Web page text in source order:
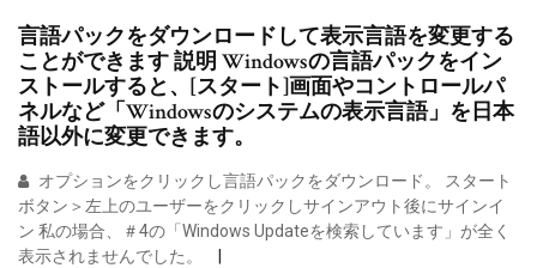
言語パックをダウンロードして表示言語を変更する
ことができます 説明 Windowsの言語パックをイン
ストールすると、[スタート]画面やコントロールパ
ネルなど「Windowsのシステムの表示言語」を日本
語以外に変更できます。
オプションをクリックし言語パックをダウンロード。 スタート
ボタン＞左上のユーザーをクリックしサインアウト後にサインイ
ン 私の場合、＃4の「Windows Updateを検索しています」が全く
表示されませんでした。